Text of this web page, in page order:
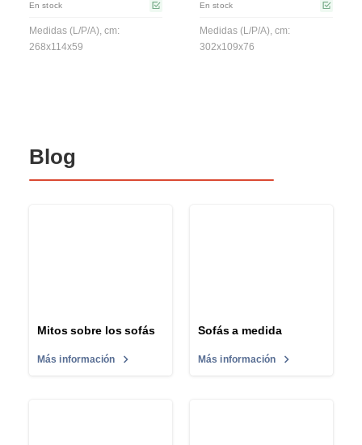
En stock
Medidas (L/P/A), cm:
268x114x59
En stock
Medidas (L/P/A), cm:
302x109x76
Blog
Mitos sobre los sofás
Más información
Sofás a medida
Más información